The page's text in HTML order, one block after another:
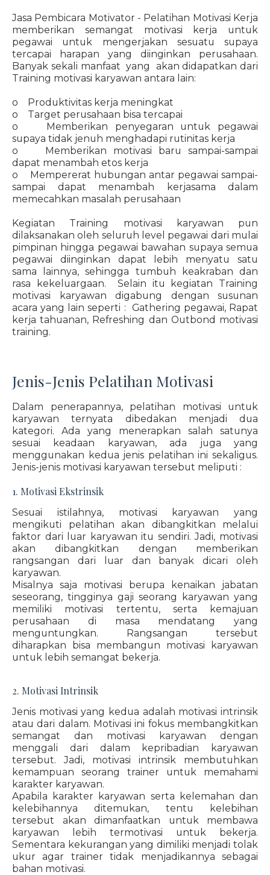
Jasa Pembicara Motivator - Pelatihan Motivasi Kerja
memberikan semangat motivasi kerja untuk
pegawai untuk mengerjakan sesuatu supaya
tercapai harapan yang diinginkan perusahaan.
Banyak sekali manfaat yang akan didapatkan dari
Training motivasi karyawan antara lain:
o Produktivitas kerja meningkat
o Target perusahaan bisa tercapai
o Memberikan penyegaran untuk pegawai
supaya tidak jenuh menghadapi rutinitas kerja
o Memberikan motivasi baru sampai-sampai
dapat menambah etos kerja
o Mempererat hubungan antar pegawai sampai-
sampai dapat menambah kerjasama dalam
memecahkan masalah perusahaan
Kegiatan Training motivasi karyawan pun
dilaksanakan oleh seluruh level pegawai dari mulai
pimpinan hingga pegawai bawahan supaya semua
pegawai diinginkan dapat lebih menyatu satu
sama lainnya, sehingga tumbuh keakraban dan
rasa kekeluargaan. Selain itu kegiatan Training
motivasi karyawan digabung dengan susunan
acara yang lain seperti : Gathering pegawai, Rapat
kerja tahuanan, Refreshing dan Outbond motivasi
training.
Jenis-Jenis Pelatihan Motivasi
Dalam penerapannya, pelatihan motivasi untuk
karyawan ternyata dibedakan menjadi dua
kategori. Ada yang menerapkan salah satunya
sesuai keadaan karyawan, ada juga yang
menggunakan kedua jenis pelatihan ini sekaligus.
Jenis-jenis motivasi karyawan tersebut meliputi :
1. Motivasi Ekstrinsik
Sesuai istilahnya, motivasi karyawan yang
mengikuti pelatihan akan dibangkitkan melalui
faktor dari luar karyawan itu sendiri. Jadi, motivasi
akan dibangkitkan dengan memberikan
rangsangan dari luar dan banyak dicari oleh
karyawan.
Misalnya saja motivasi berupa kenaikan jabatan
seseorang, tingginya gaji seorang karyawan yang
memiliki motivasi tertentu, serta kemajuan
perusahaan di masa mendatang yang
menguntungkan. Rangsangan tersebut
diharapkan bisa membangun motivasi karyawan
untuk lebih semangat bekerja.
2. Motivasi Intrinsik
Jenis motivasi yang kedua adalah motivasi intrinsik
atau dari dalam. Motivasi ini fokus membangkitkan
semangat dan motivasi karyawan dengan
menggali dari dalam kepribadian karyawan
tersebut. Jadi, motivasi intrinsik membutuhkan
kemampuan seorang trainer untuk memahami
karakter karyawan.
Apabila karakter karyawan serta kelemahan dan
kelebihannya ditemukan, tentu kelebihan
tersebut akan dimanfaatkan untuk membawa
karyawan lebih termotivasi untuk bekerja.
Sementara kekurangan yang dimiliki menjadi tolak
ukur agar trainer tidak menjadikannya sebagai
bahan motivasi.